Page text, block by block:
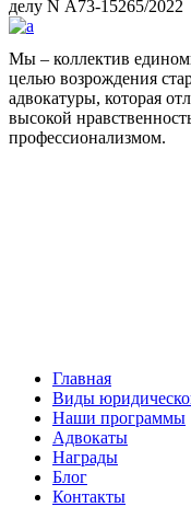
делу N А73-15265/2022
Мы – коллектив
целью возрождения
адвокатуры, которая
высокой
профессионализмом.
Главная
Виды
Наши программы
Адвокаты
Награды
Блог
Контакты